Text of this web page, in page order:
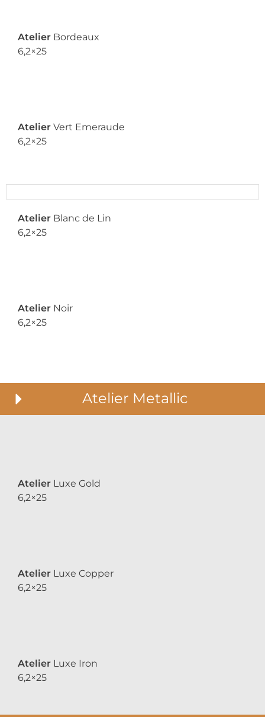
Atelier Bordeaux
6,2×25
Atelier Vert Emeraude
6,2×25
Atelier Blanc de Lin
6,2×25
Atelier Noir
6,2×25
Atelier Metallic
Atelier Luxe Gold
6,2×25
Atelier Luxe Copper
6,2×25
Atelier Luxe Iron
6,2×25